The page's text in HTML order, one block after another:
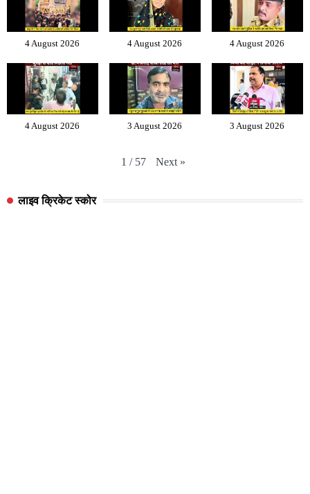
4 August 2026 4 August 2026 4 August 2026
4 August 2026 3 August 2026 3 August 2026
1 / 57 Next »
लाइव क्रिकेट स्कोर